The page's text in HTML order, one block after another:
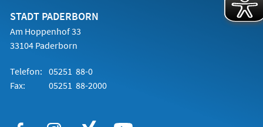
STADT PADERBORN
Am Hoppenhof 33
33104 Paderborn
Telefon: 05251 88-0
Fax:
05251 88-2000